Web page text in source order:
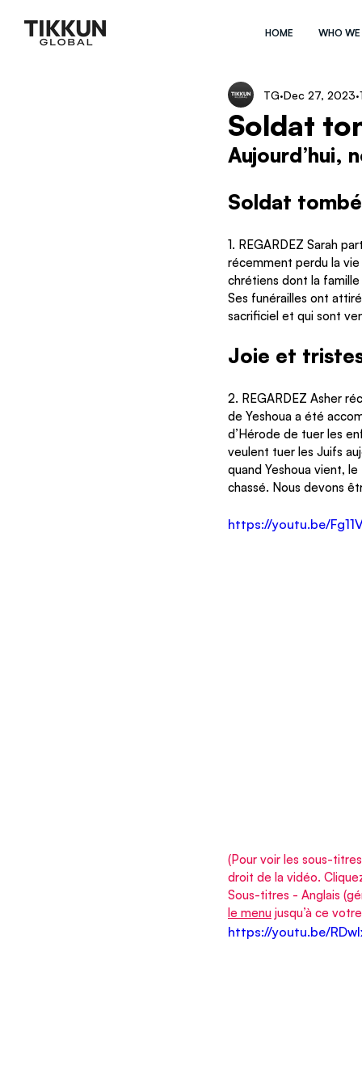
HOME WHO WE
Soldat
TG Dec 27, 2023
Aujourd’hui,
Soldat
1. REGARDEZ Sarah
récemment perdu la vie
chrétiens dont la
Ses funérailles ont
sacrificiel et qui sont
Joie et
2. REGARDEZ Asher
de Yeshoua a été
d’Hérode de tuer les
veulent tuer les Juifs
quand Yeshoua vient,
chassé. Nous devons
https://youtu.be/
(Pour voir les sous-
droit de la vidéo.
Sous-titres - Anglais
le menu jusqu’à ce
https://youtu.be/